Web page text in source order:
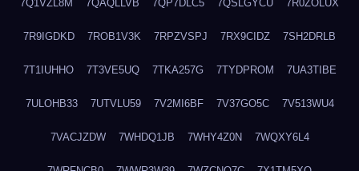
7Q1VZL8M 7QAQLLVB 7QP7DLC5 7QSLGYCU 7R0ZOLUX
7R9IGDKD 7ROB1V3K 7RPZVSPJ 7RX9CIDZ 7SH2DRLB
7T1IUHHO 7T3VE5UQ 7TKA257G 7TYDPROM 7UA3TIBE
7ULOHB33 7UTVLU59 7V2MI6BF 7V37GO5C 7V513WU4
7VACJZDW 7WHDQ1JB 7WHY4Z0N 7WQXY6L4